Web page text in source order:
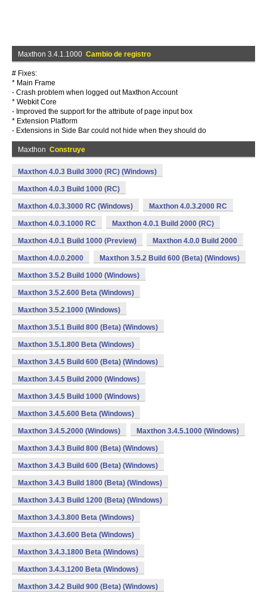
Maxthon 3.4.1.1000 Cambio de registro
# Fixes:
* Main Frame
- Crash problem when logged out Maxthon Account
* Webkit Core
- Improved the support for the attribute of page input box
* Extension Platform
- Extensions in Side Bar could not hide when they should do
Maxthon Construye
Maxthon 4.0.3 Build 3000 (RC) (Windows)
Maxthon 4.0.3 Build 1000 (RC)
Maxthon 4.0.3.3000 RC (Windows) Maxthon 4.0.3.2000 RC
Maxthon 4.0.3.1000 RC Maxthon 4.0.1 Build 2000 (RC)
Maxthon 4.0.1 Build 1000 (Preview) Maxthon 4.0.0 Build 2000
Maxthon 4.0.0.2000 Maxthon 3.5.2 Build 600 (Beta) (Windows)
Maxthon 3.5.2 Build 1000 (Windows)
Maxthon 3.5.2.600 Beta (Windows)
Maxthon 3.5.2.1000 (Windows)
Maxthon 3.5.1 Build 800 (Beta) (Windows)
Maxthon 3.5.1.800 Beta (Windows)
Maxthon 3.4.5 Build 600 (Beta) (Windows)
Maxthon 3.4.5 Build 2000 (Windows)
Maxthon 3.4.5 Build 1000 (Windows)
Maxthon 3.4.5.600 Beta (Windows)
Maxthon 3.4.5.2000 (Windows) Maxthon 3.4.5.1000 (Windows)
Maxthon 3.4.3 Build 800 (Beta) (Windows)
Maxthon 3.4.3 Build 600 (Beta) (Windows)
Maxthon 3.4.3 Build 1800 (Beta) (Windows)
Maxthon 3.4.3 Build 1200 (Beta) (Windows)
Maxthon 3.4.3.800 Beta (Windows)
Maxthon 3.4.3.600 Beta (Windows)
Maxthon 3.4.3.1800 Beta (Windows)
Maxthon 3.4.3.1200 Beta (Windows)
Maxthon 3.4.2 Build 900 (Beta) (Windows)